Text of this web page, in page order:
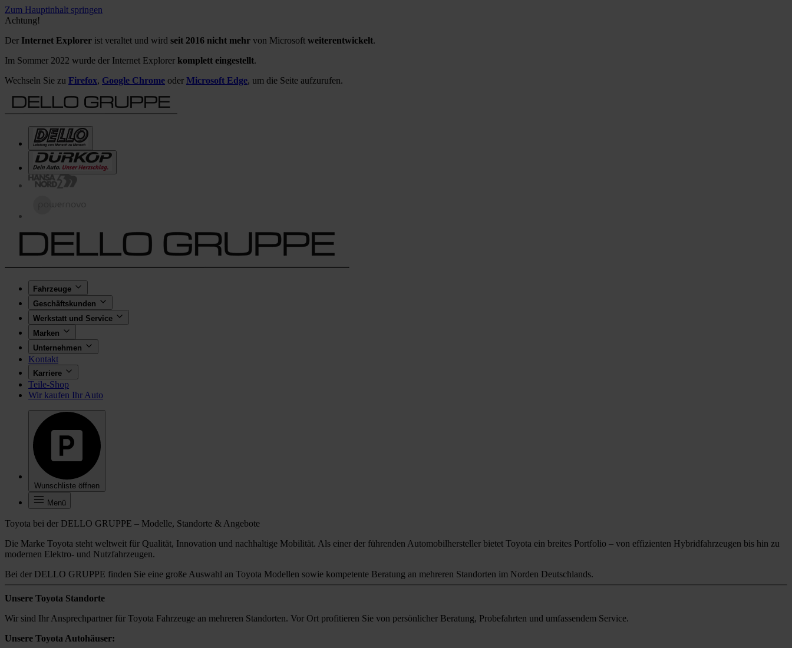
Zum Hauptinhalt springen
Achtung!
Der Internet Explorer ist veraltet und wird seit 2016 nicht mehr von Microsoft weiterentwickelt.
Im Sommer 2022 wurde der Internet Explorer komplett eingestellt.
Wechseln Sie zu Firefox, Google Chrome oder Microsoft Edge, um die Seite aufzurufen.
Fahrzeuge
Geschäftskunden
Werkstatt und Service
Marken
Unternehmen
Kontakt
Karriere
Teile-Shop
Wir kaufen Ihr Auto
Wunschliste öffnen
Menü
Toyota bei der DELLO GRUPPE – Modelle, Standorte & Angebote
Die Marke Toyota steht weltweit für Qualität, Innovation und nachhaltige Mobilität. Als einer der führenden Automobilhersteller bietet Toyota ein breites Portfolio – von effizienten Hybridfahrzeugen bis hin zu
modernen Elektro- und Nutzfahrzeugen.
Bei der DELLO GRUPPE finden Sie eine große Auswahl an Toyota Modellen sowie kompetente Beratung an mehreren Standorten im Norden Deutschlands.
Unsere Toyota Standorte
Wir sind Ihr Ansprechpartner für Toyota Fahrzeuge an mehreren Standorten. Vor Ort profitieren Sie von persönlicher Beratung, Probefahrten und umfassendem Service.
Unsere Toyota Autohäuser: